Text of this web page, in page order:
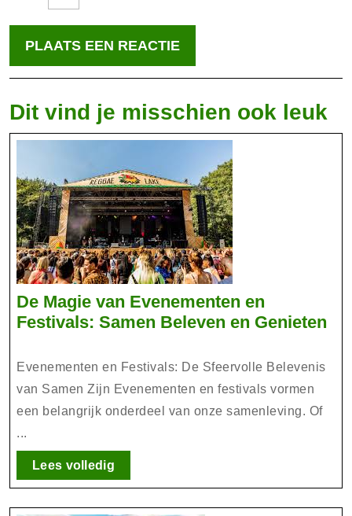
Dit vind je misschien ook leuk
De Magie van Evenementen en
Festivals: Samen Beleven en Genieten
en
Evenementen en Festivals: De Sfeervolle Belevenis
van Samen Zijn Evenementen en festivals vormen
een belangrijk onderdeel van onze samenleving. Of
...
Lees volledigLees
volledig